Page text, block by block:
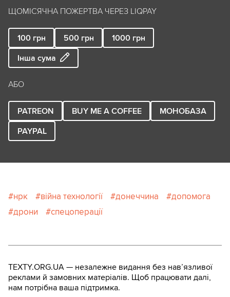
ЩОМІСЯЧНА ПОЖЕРТВА ЧЕРЕЗ LIQPAY
100 грн 500 грн 1000 грн
Інша сума
АБО
PATREON BUY ME A COFFEE
МОНОБАЗА
PAYPAL
нрк війна технології донеччина
допомога
дрони
спецоперації
TEXTY.ORG.UA — незалежне видання без навʼязливої
реклами й замовних матеріалів. Щоб працювати далі,
нам потрібна ваша підтримка.